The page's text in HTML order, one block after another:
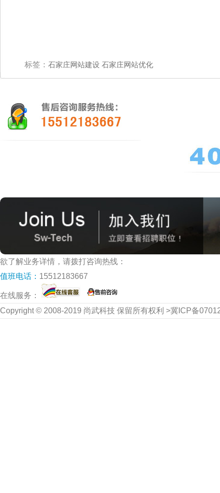
标签： 石家庄网站建设 石家庄网站优化
欲了解业务详情，请拨打咨询热线：
值班电话： 15512183667
在线服务：
Copyright © 2008-2019 尚武科技 保留所有权利 >冀ICP备